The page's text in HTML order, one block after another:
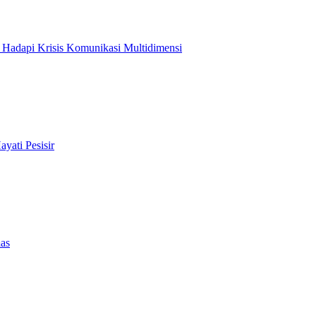
Hadapi Krisis Komunikasi Multidimensi
Pesisir